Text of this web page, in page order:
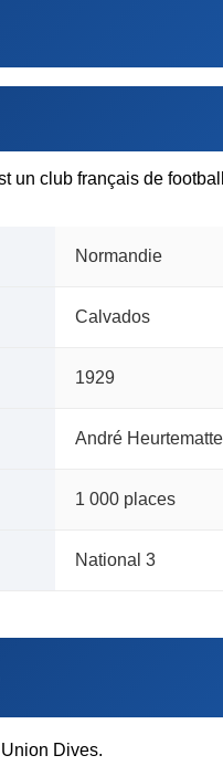
un club français de
Normandie
Calvados
1929
André Heurtematte
1 000 places
National 3
Dives.